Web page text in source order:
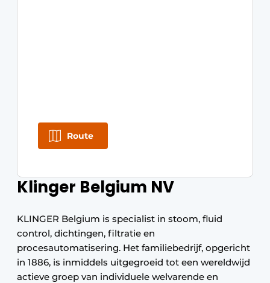
Klinger Belgium NV
KLINGER Belgium is specialist in stoom, fluid
control, dichtingen, filtratie en
procesautomatisering. Het familiebedrijf, opgericht
in 1886, is inmiddels uitgegroeid tot een wereldwijd
actieve groep van individuele welvarende en
Route